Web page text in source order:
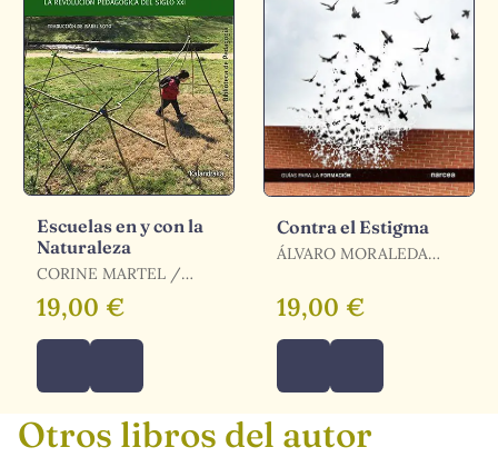
Escuelas en y con la
Naturaleza
CORINE MARTEL /
WAGNON, SYLVAIN /
SOTO, ISABEL
19,00 €
Contra el Estigma
ÁLVARO MORALEDA
RUANO, ÁLVARO /
GALAN-CASADO, DIEGO
19,00 €
Otros libros del autor